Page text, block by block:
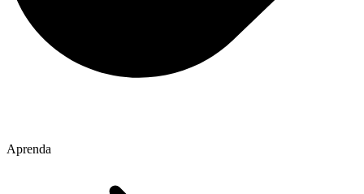
Aprenda